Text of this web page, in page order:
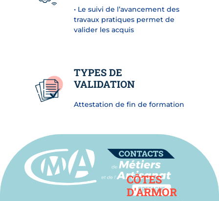
• Le suivi de l’avancement des
travaux pratiques permet de
valider les acquis
TYPES DE
VALIDATION
Attestation de fin de formation
Contact
CÔTES
D'ARMOR